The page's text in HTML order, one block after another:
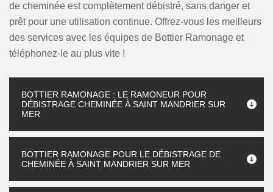
de cheminée est complètement débistré, sans danger et
prêt pour une utilisation continue. Offrez-vous les meilleurs
des services avec les équipes de Bottier Ramonage et
téléphonez-le au plus vite !
BOTTIER RAMONAGE : LE RAMONEUR POUR
DÉBISTRAGE CHEMINÉE À SAINT MANDRIER SUR
MER
BOTTIER RAMONAGE POUR LE DÉBISTRAGE DE
CHEMINÉE À SAINT MANDRIER SUR MER